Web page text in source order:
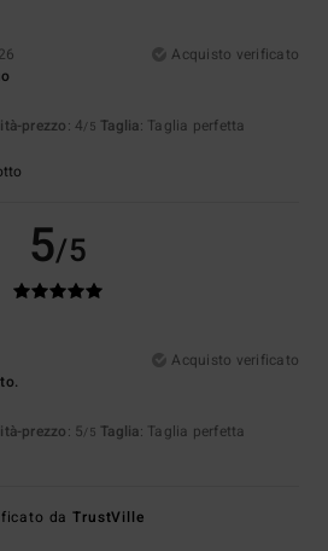
Acquisto verificato
prezzo: 4/5 Taglia: Taglia perfetta
5/5
Acquisto verificato
prezzo: 5/5 Taglia: Taglia perfetta
daTrustVille